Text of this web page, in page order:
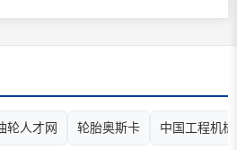
轮人才网 轮胎奥斯卡 中国工程机